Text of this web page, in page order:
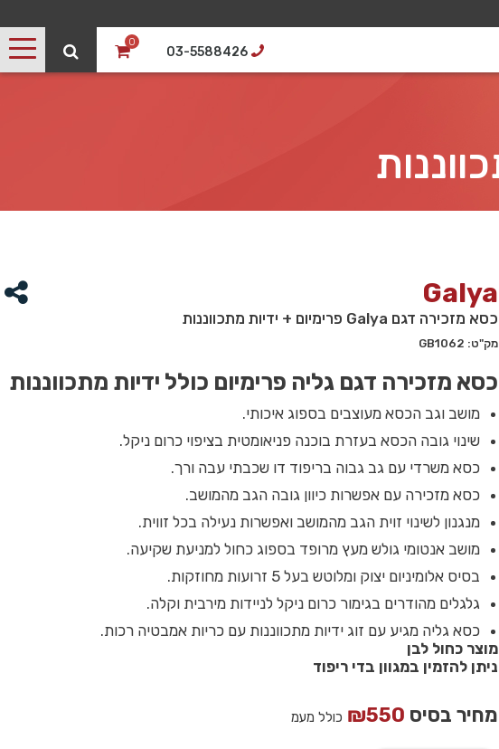
03-5588426
0
Galya
כסא מזכירה דגם Galya פרימיום + ידיות מתכווננות
מק"ט: GB1062
כסא מזכירה דגם גליה פרימיום כולל ידיות מתכווננות
מושב וגב הכסא מעוצבים בספוג איכותי.
שינוי גובה הכסא בעזרת בוכנה פניאומטית בציפוי כרום ניקל.
כסא משרדי עם גב גבוה בריפוד דו שכבתי עבה ורך.
כסא מזכירה עם אפשרות כיוון גובה הגב מהמושב.
מנגנון לשינוי זוית הגב מהמושב ואפשרות נעילה בכל זווית.
מושב אנטומי גולש מעץ מרופד בספוג כחול למניעת שקיעה.
בסיס אלומיניום יצוק ומלוטש בעל 5 זרועות מחוזקות.
גלגלים מהודרים בגימור כרום ניקל לניידות מירבית וקלה.
כסא גליה מגיע עם זוג ידיות מתכווננות עם כריות אמבטיה רכות.
מוצר כחול לבן
ניתן להזמין במגוון בדי ריפוד
מחיר בסיס ₪550 כולל מעמ